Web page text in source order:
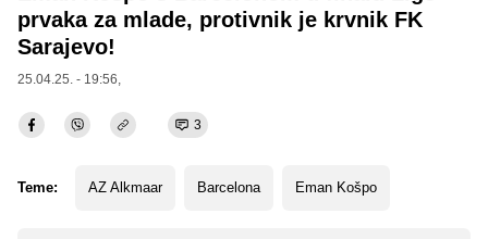
prvaka za mlade, protivnik je krvnik FK
Sarajevo!
25.04.25. - 19:56,
3
Teme: AZ Alkmaar Barcelona Eman Košpo